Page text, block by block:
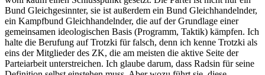
Bund Gleichgesinnter, sie ist außerdem ein Bund Gleichhandelnder,
ein Kampfbund Gleichhandelnder, die auf der Grundlage einer
gemeinsamen ideologischen Basis (Programm, Taktik) kämpfen. Ich
halte die Berufung auf Trotzki für falsch, denn ich kenne Trotzki als
eins der Mitglieder des ZK, die am meisten die aktive Seite der
Parteiarbeit unterstreichen. Ich glaube darum, dass Radsin für seine